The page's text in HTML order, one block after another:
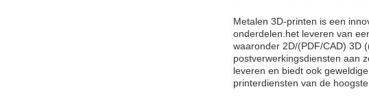
Metalen 3D-printen is een
onderdelen.het leveren van
waaronder 2D/(PDF/CAD) 3D
postverwerkingsdiensten aan
leveren en biedt ook
printerdiensten van de